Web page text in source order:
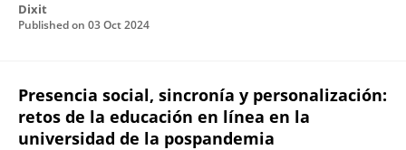
Dixit
Published on 03 Oct 2024
Presencia social, sincronía y personalización:
retos de la educación en línea en la
universidad de la pospandemia